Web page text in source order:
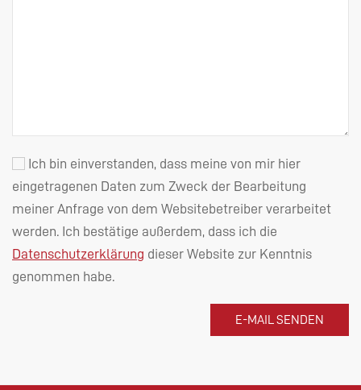
Ich bin einverstanden, dass meine von mir hier
eingetragenen Daten zum Zweck der Bearbeitung
meiner Anfrage von dem Websitebetreiber verarbeitet
werden. Ich bestätige außerdem, dass ich die
Datenschutzerklärung dieser Website zur Kenntnis
genommen habe.